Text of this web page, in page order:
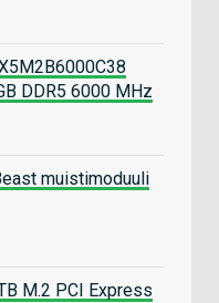
DDR5 6000 MHz
muistimoduuli
M.2 PCI Express